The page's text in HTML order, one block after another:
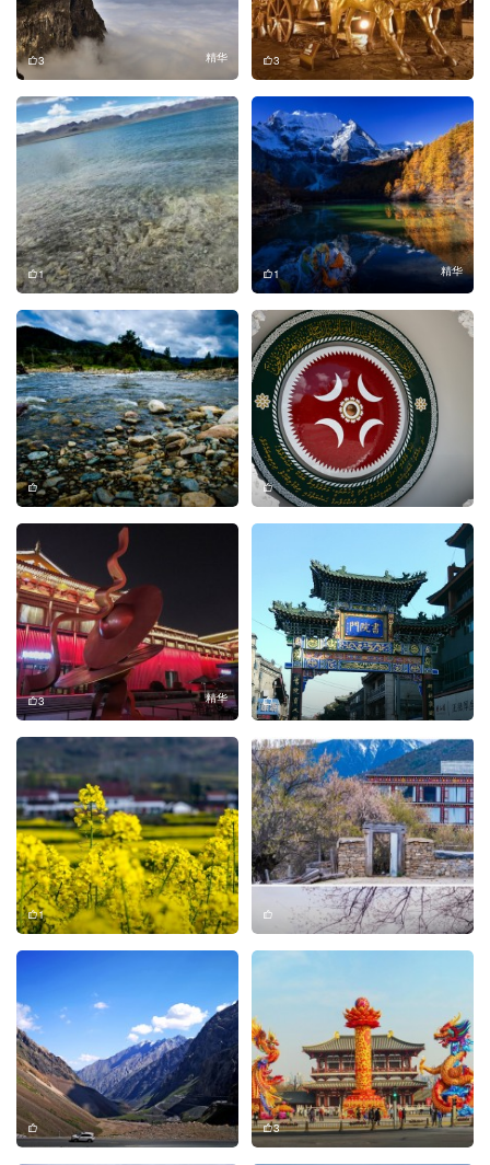
3 精华 3
1 1 精华
3 精华
1
3